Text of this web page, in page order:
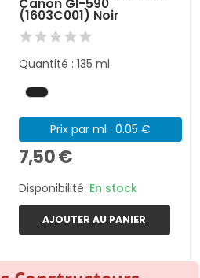
Canon GI-590
(1603C001) Noir
Quantité : 135 ml
Prix par ml : 0.05 €
7,50 €
Disponibilité: En stock
AJOUTER AU PANIER